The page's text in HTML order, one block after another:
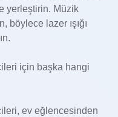
yerleştirin. Müzik
böylece lazer ışığı
için başka hangi
ev eğlencesinden